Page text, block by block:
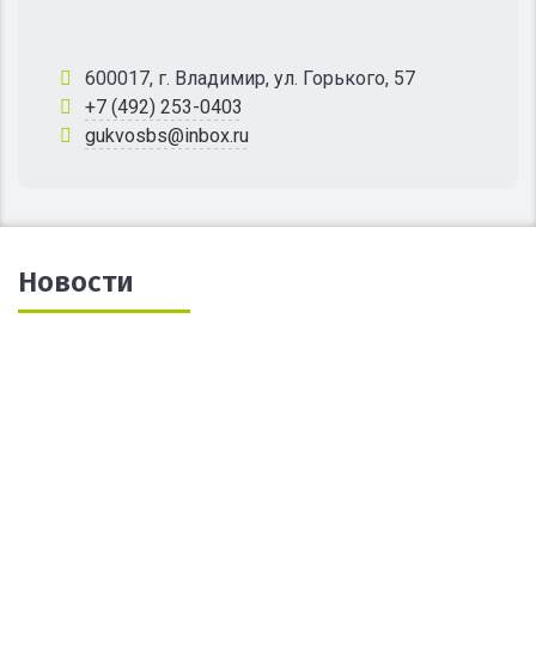
600017, г. Владимир, ул. Горького, 57
+7 (492) 253-0403
gukvosbs@inbox.ru
Новости